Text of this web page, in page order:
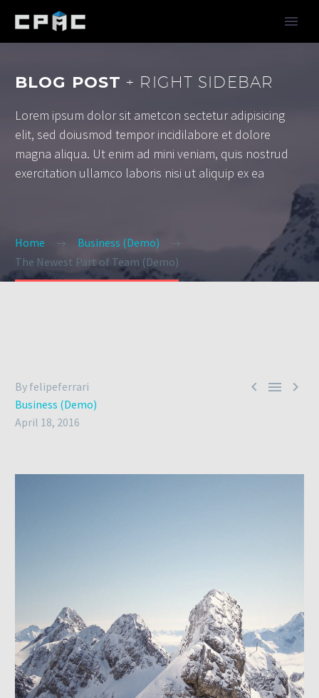
BLOG POST+ RIGHT SIDEBAR
Lorem ipsum dolor sit ametcon sectetur adipisicing
elit, sed doiusmod tempor incidilabore et dolore
magna aliqua. Ut enim ad mini veniam, quis nostrud
exercitation ullamco laboris nisi ut aliquip ex ea
Home
Business (Demo)
The Newest Part of Team (Demo)
  
By felipeferrari
Business (Demo)
April 18, 2016